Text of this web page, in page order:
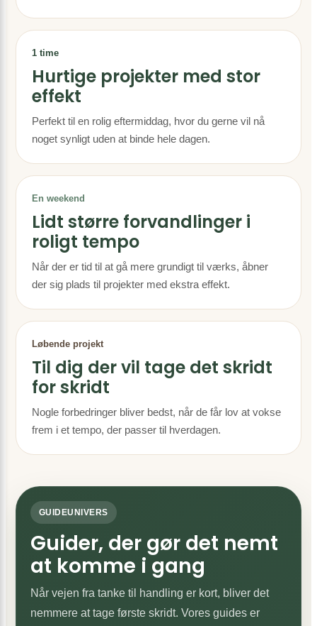
1 time
Hurtige projekter med stor
effekt
Perfekt til en rolig eftermiddag, hvor du gerne vil nå
noget synligt uden at binde hele dagen.
En weekend
Lidt større forvandlinger i
roligt tempo
Når der er tid til at gå mere grundigt til værks, åbner
der sig plads til projekter med ekstra effekt.
Løbende projekt
Til dig der vil tage det skridt
for skridt
Nogle forbedringer bliver bedst, når de får lov at vokse
frem i et tempo, der passer til hverdagen.
GUIDEUNIVERS
Guider, der gør det nemt
at komme i gang
Når vejen fra tanke til handling er kort, bliver det
nemmere at tage første skridt. Vores guides er